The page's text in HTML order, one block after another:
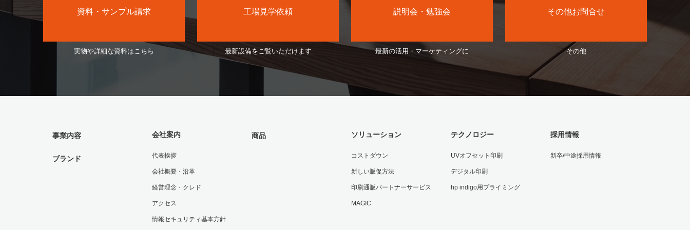
資料・サンプル請求
実物や詳細な資料はこちら
工場見学依頼
最新設備をご覧いただけます
説明会・勉強会
最新の活用・マーケティングに
その他お問合せ
その他
事業内容
ブランド
会社案内
代表挨拶
会社概要・沿革
経営理念・クレド
アクセス
情報セキュリティ基本方針
商品 ソリューション
コストダウン
新しい販促方法
印刷通販パートナーサービス
MAGIC
テクノロジー
UVオフセット印刷
デジタル印刷
hp indigo用プライミング
採用情報
新卒/中途採用情報